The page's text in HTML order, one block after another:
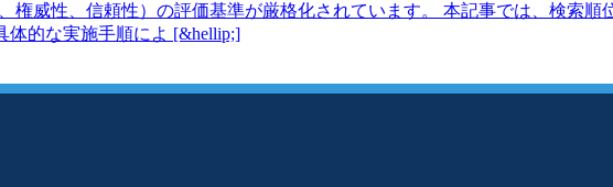
権威性、信頼性）の評価基準が厳格化されています。 本記事では、検索
体的な実施手順によ [&hellip;]